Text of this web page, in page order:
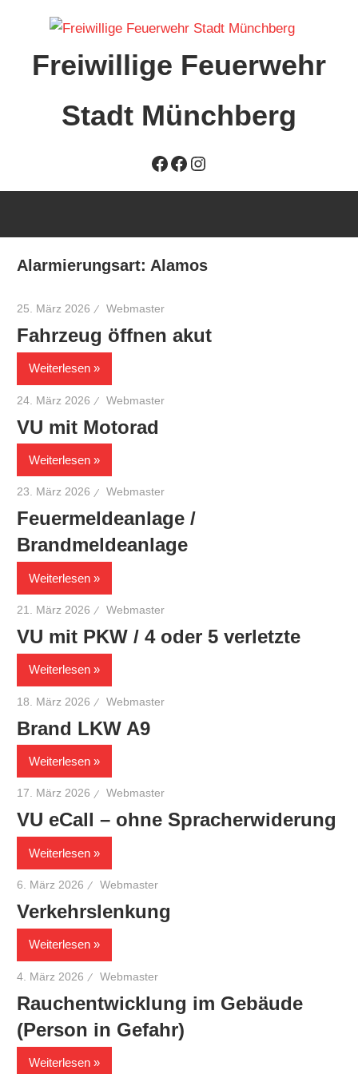
springenFreiwillige Feuerwehr
Stadt Münchberg
Stadt
Facebook
Facebook
Instagram
Alarmierungsart: Alamos
25. März 2026 Webmaster
Fahrzeug öffnen akut
Weiterlesen
24. März 2026 Webmaster
VU mit Motorad
Weiterlesen
23. März 2026 Webmaster
Feuermeldeanlage /
Brandmeldeanlage
Weiterlesen
21. März 2026 Webmaster
VU mit PKW / 4 oder 5 verletzte
Weiterlesen
18. März 2026 Webmaster
Brand LKW A9
Weiterlesen
17. März 2026 Webmaster
VU eCall – ohne Spracherwiderung
Weiterlesen
6. März 2026 Webmaster
Verkehrslenkung
Weiterlesen
4. März 2026 Webmaster
Rauchentwicklung im Gebäude
(Person in Gefahr)
Weiterlesen